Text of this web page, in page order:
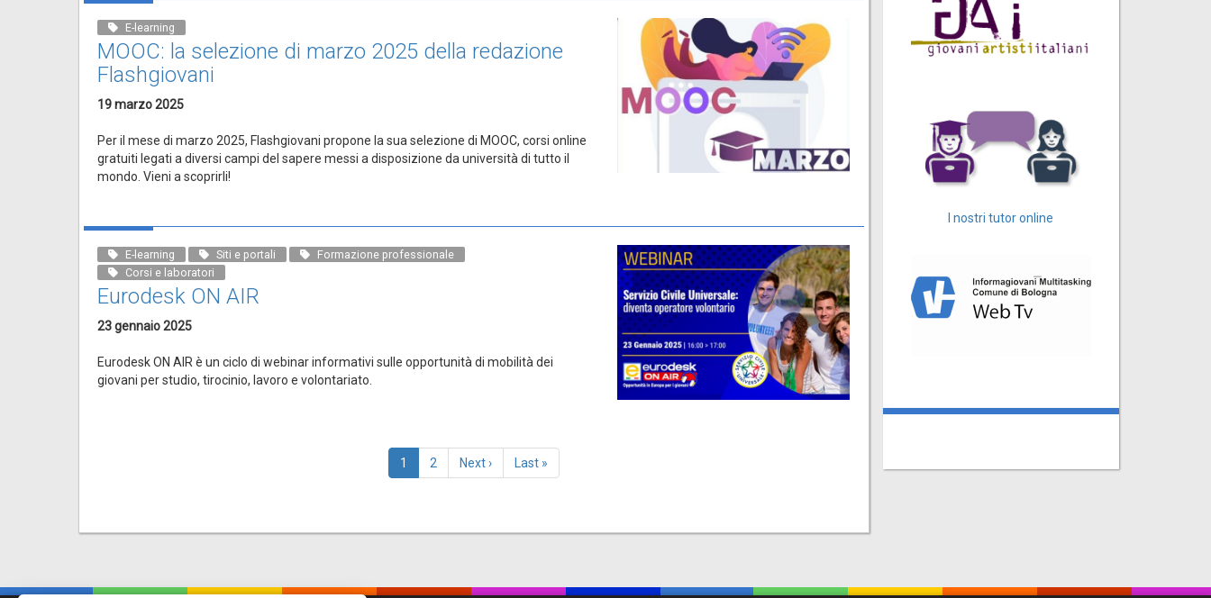
E-learning
MOOC: la selezione di marzo 2025 della redazione
Flashgiovani
19 marzo 2025
Per il mese di marzo 2025, Flashgiovani propone la sua selezione di MOOC, corsi online
gratuiti legati a diversi campi del sapere messi a disposizione da università di tutto il
mondo. Vieni a scoprirli!
E-learning Siti e portali
Formazione professionale
Corsi e laboratori
Eurodesk ON AIR
23 gennaio 2025
Eurodesk ON AIR è un ciclo di webinar informativi sulle opportunità di mobilità dei
giovani per studio, tirocinio, lavoro e volontariato.
Pagina
attuale
1 Page
2
Pagina
successiva
Next ›
Last
page
Last »
I nostri tutor online